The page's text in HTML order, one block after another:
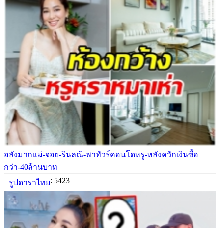
อลังมากเเม่-จอย-รินลณี-พาทัวร์คอนโดหรู-หลังควักเงินซื้อ
กว่า-40ล้านบาท
รูปดาราไทย: 5423